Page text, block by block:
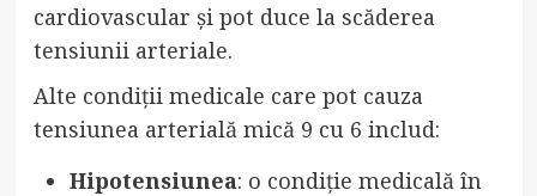
cardiovascular și pot duce la scăderea
tensiunii arteriale.
Alte condiții medicale care pot cauza
tensiunea arterială mică 9 cu 6 includ:
Hipotensiunea: o condiție medicală în